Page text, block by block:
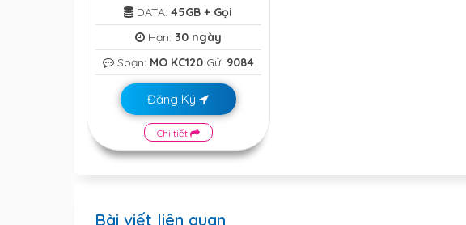
DATA:45GB + Gọi
Hạn: 30 ngày
Soạn: MO KC120Gửi 9084
Đăng Ký
Chi tiết
Bài viết liên quan